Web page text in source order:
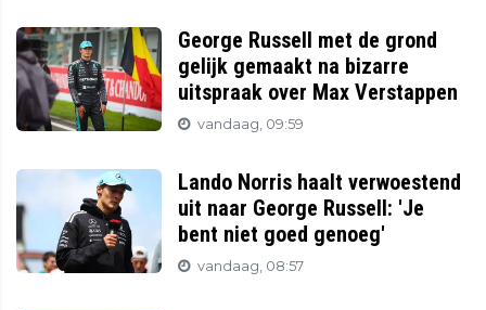
George Russell met de grond
gelijk gemaakt na bizarre
uitspraak over Max Verstappen
vandaag, 09:59
Lando Norris haalt verwoestend
uit naar George Russell: 'Je
bent niet goed genoeg'
vandaag, 08:57